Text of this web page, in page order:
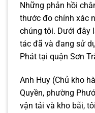
Những phản hồi
thước đo chính xác
chúng tôi. Dưới đây
tác đã và đang sử
Phát tại quận Sơn
Anh Huy (Chủ kho
Quyền, phường
vận tải và kho bãi,